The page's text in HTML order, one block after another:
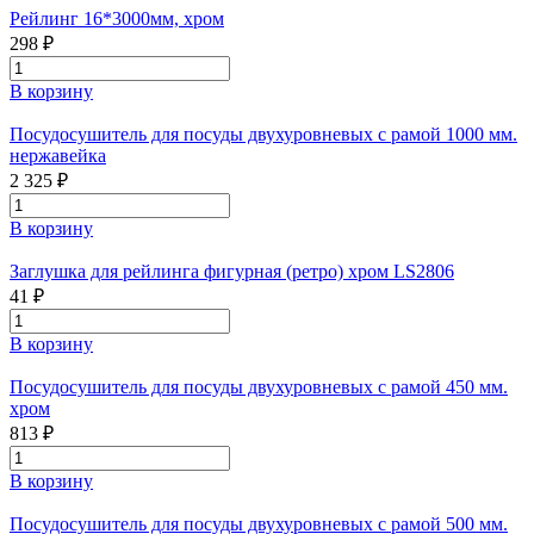
Рейлинг 16*3000мм, хром
298 ₽
В корзину
Посудосушитель для посуды двухуровневых с рамой 1000 мм.
нержавейка
2 325 ₽
В корзину
Заглушка для рейлинга фигурная (ретро) хром LS2806
41 ₽
В корзину
Посудосушитель для посуды двухуровневых с рамой 450 мм.
хром
813 ₽
В корзину
Посудосушитель для посуды двухуровневых с рамой 500 мм.